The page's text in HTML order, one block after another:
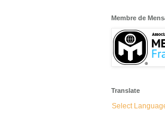
Membre de
Translate
Select